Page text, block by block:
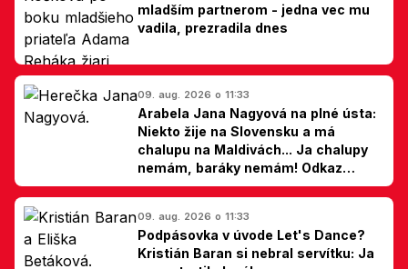
mladším partnerom - jedna vec mu
vadila, prezradila dnes
09. aug. 2026 o 11:33
Arabela Jana Nagyová na plné ústa:
Niekto žije na Slovensku a má
chalupu na Maldivách... Ja chalupy
nemám, baráky nemám! Odkaz
Slovákom
09. aug. 2026 o 11:33
Podpásovka v úvode Let's Dance?
Kristián Baran si nebral servítku: Ja